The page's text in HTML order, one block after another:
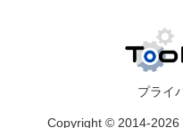
プライ
Copyright © 2014-2026